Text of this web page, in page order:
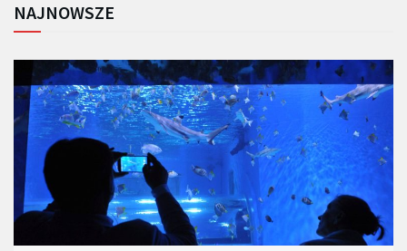
NAJNOWSZE